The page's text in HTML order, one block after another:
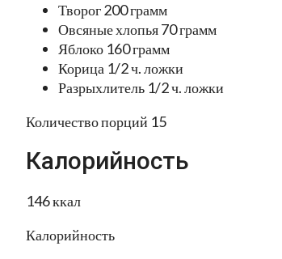
Творог 200 грамм
Овсяные хлопья 70 грамм
Яблоко 160 грамм
Корица 1/2 ч. ложки
Разрыхлитель 1/2 ч. ложки
Количество порций 15
Калорийность
146 ккал
Калорийность